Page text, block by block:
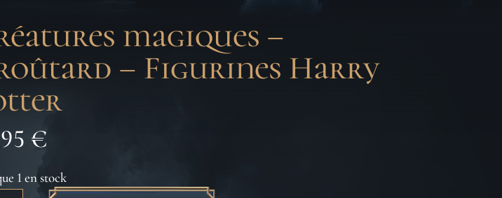
magiques –
– Figurines Harry
€
1 en stock